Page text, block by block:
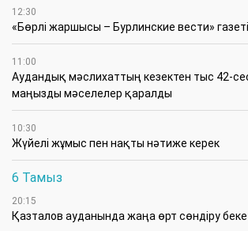
12:30
«Бөрлі жаршысы – Бурлинские вести»
11:00
Аудандық мәслихаттың кезектен тыс 42-
маңызды мәселелер қаралды
10:30
Жүйелі жұмыс пен нақты нәтиже керек
6 Тамыз
20:15
Қазталов ауданында жаңа өрт сөндіру